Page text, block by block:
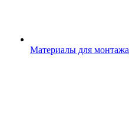
Материалы для монтажа